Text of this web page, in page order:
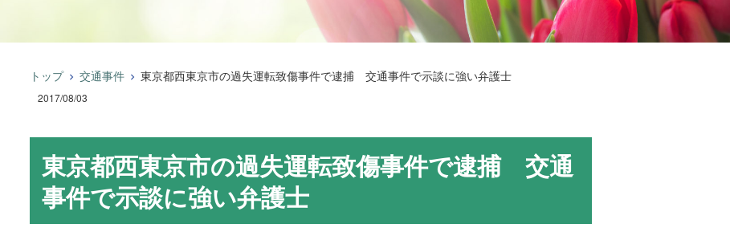
トップ 交通事件 東京都西東京市の過失運転致傷事件で逮捕 交通事件で示談に強い弁護士
2017/08/03
東京都西東京市の過失運転致傷事件で逮捕 交通
事件で示談に強い弁護士